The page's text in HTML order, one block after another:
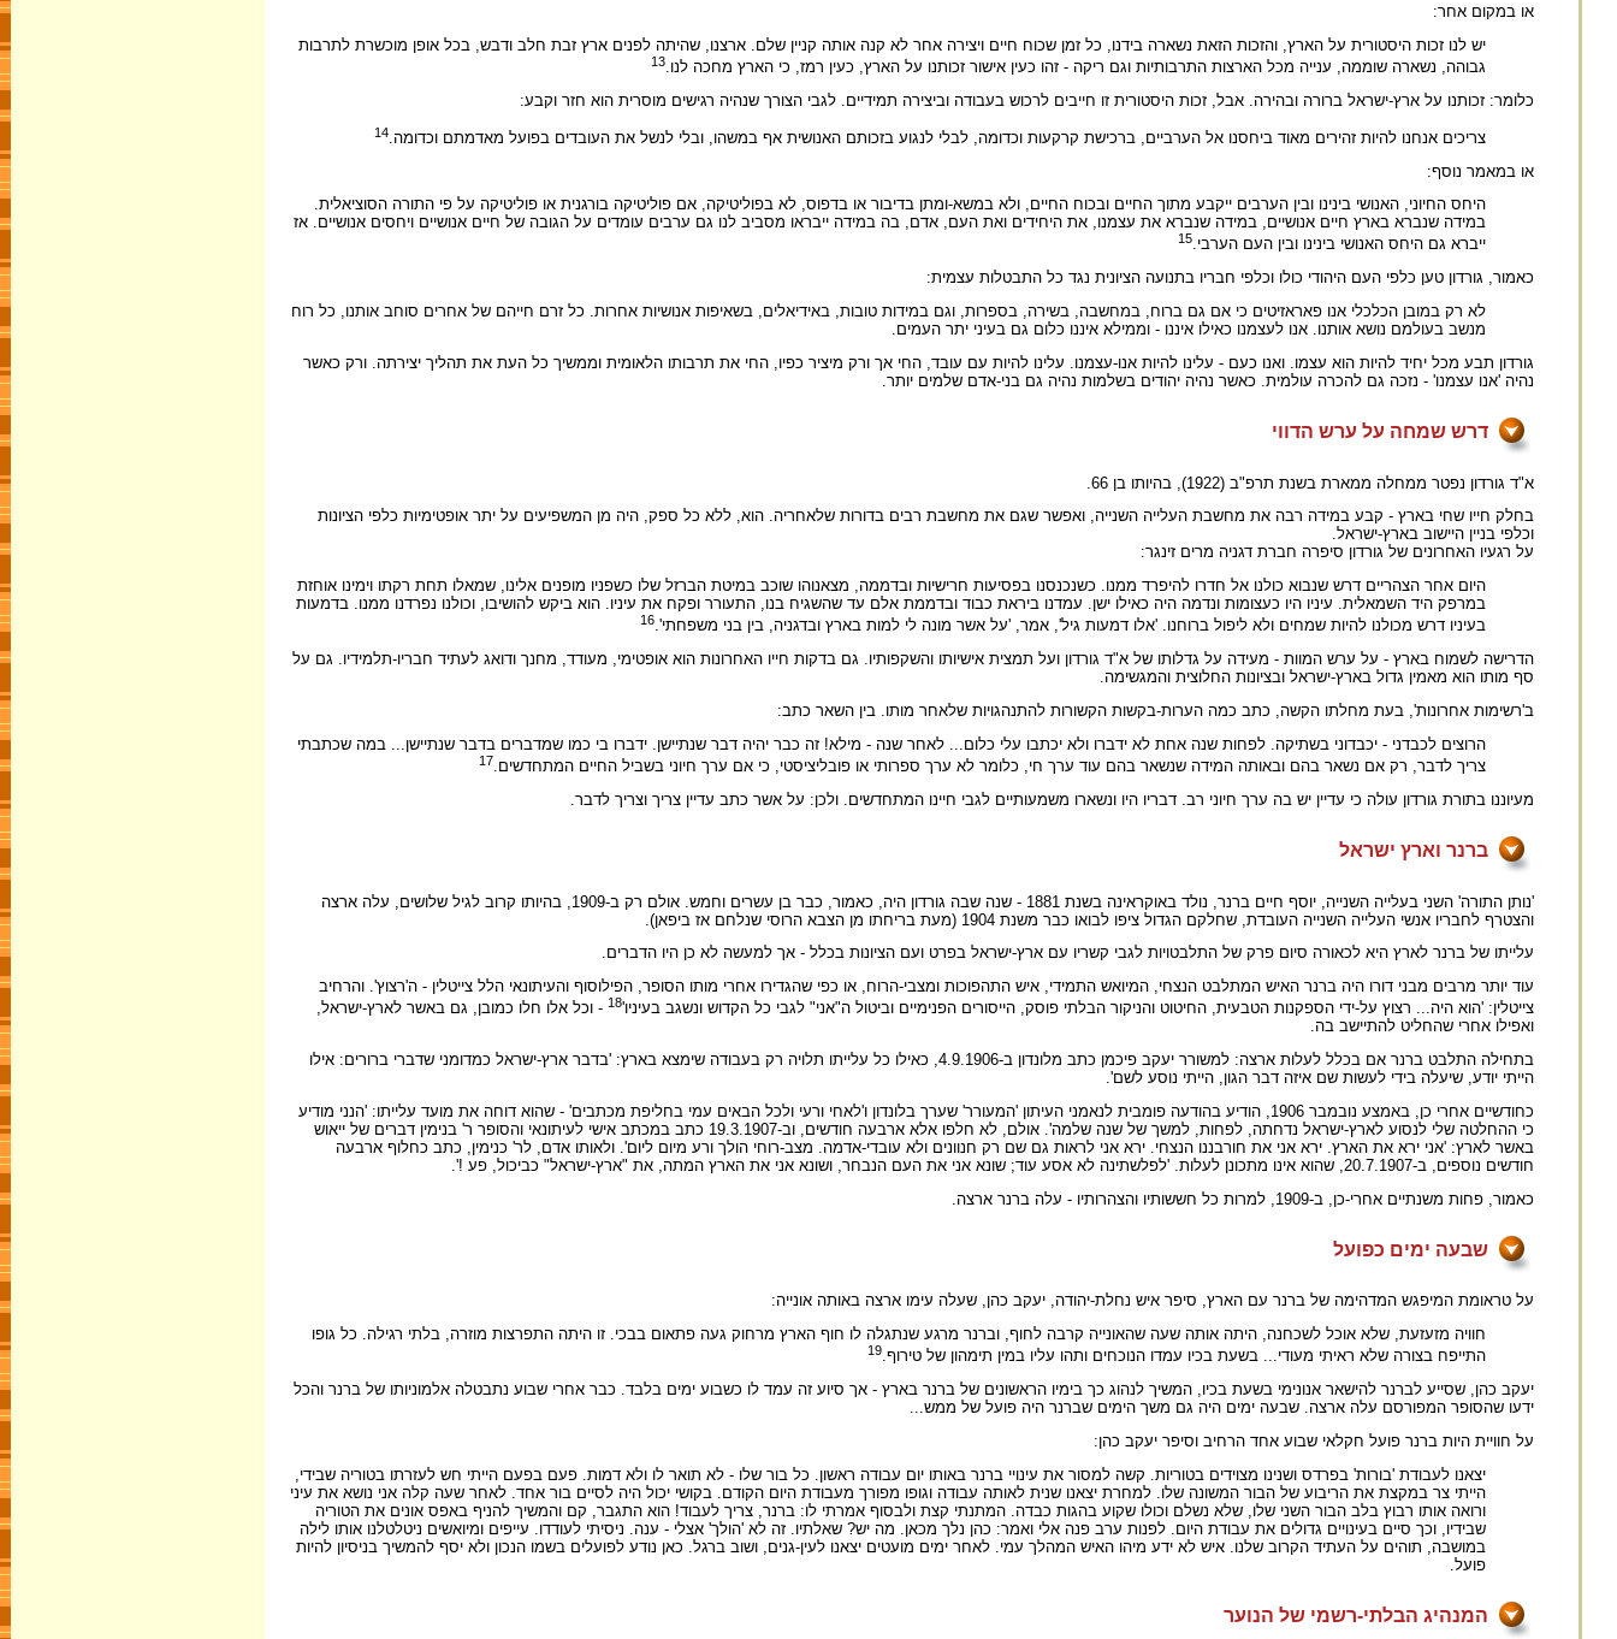
או במקום אחר:
יש לנו זכות היסטורית על הארץ, והזכות הזאת נשארה בידנו, כל זמן שכוח חיים ויצירה אחר לא קנה אותה קניין שלם. ארצנו, שהיתה לפנים ארץ זבת חלב ודבש, בכל אופן מוכשרת לתרבות
גבוהה, נשארה שוממה, ענייה מכל הארצות התרבותיות וגם ריקה - זהו כעין אישור זכותנו על הארץ, כעין רמז, כי הארץ מחכה לנו. 13
כלומר: זכותנו על ארץ-ישראל ברורה ובהירה. אבל, זכות היסטורית זו חייבים לרכוש בעבודה וביצירה תמידיים. לגבי הצורך שנהיה רגישים מוסרית הוא חזר וקבע:
צריכים אנחנו להיות זהירים מאוד ביחסנו אל הערביים, ברכישת קרקעות וכדומה, לבלי לנגוע בזכותם האנושית אף במשהו, ובלי לנשל את העובדים בפועל מאדמתם וכדומה. 14
או במאמר נוסף:
היחס החיוני, האנושי בינינו ובין הערבים ייקבע מתוך החיים ובכוח החיים, ולא במשא-ומתן בדיבור או בדפוס, לא בפוליטיקה, אם פוליטיקה בורגנית או פוליטיקה על פי התורה הסוציאלית.
במידה שנברא בארץ חיים אנושיים, במידה שנברא את עצמנו, את היחידים ואת העם, אדם, בה במידה ייבראו מסביב לנו גם ערבים עומדים על הגובה של חיים אנושיים ויחסים אנושיים. אז
ייברא גם היחס האנושי בינינו ובין העם הערבי.15
כאמור, גורדון טען כלפי העם היהודי כולו וכלפי חבריו בתנועה הציונית נגד כל התבטלות עצמית:
לא רק במובן הכלכלי אנו פאראזיטים כי אם גם ברוח, במחשבה, בשירה, בספרות, וגם במידות טובות, באידיאלים, בשאיפות אנושיות אחרות. כל זרם חייהם של אחרים סוחב אותנו, כל רוח
מנשב בעולמם נושא אותנו. אנו לעצמנו כאילו איננו - וממילא איננו כלום גם בעיני יתר העמים.
גורדון תבע מכל יחיד להיות הוא עצמו. ואנו כעם - עלינו להיות אנו-עצמנו. עלינו להיות עם עובד, החי אך ורק מיציר כפיו, החי את תרבותו הלאומית וממשיך כל העת את תהליך יצירתה. ורק כאשר
נהיה 'אנו עצמנו' - נזכה גם להכרה עולמית. כאשר נהיה יהודים בשלמות נהיה גם בני-אדם שלמים יותר.
דרש שמחה על ערש הדווי
א"ד גורדון נפטר ממחלה ממארת בשנת תרפ"ב (1922), בהיותו בן 66.
בחלק חייו שחי בארץ - קבע במידה רבה את מחשבת העלייה השנייה, ואפשר שגם את מחשבת רבים בדורות שלאחריה. הוא, ללא כל ספק, היה מן המשפיעים על יתר אופטימיות כלפי הציונות
וכלפי בניין היישוב בארץ-ישראל.
על רגעיו האחרונים של גורדון סיפרה חברת דגניה מרים זינגר:
היום אחר הצהריים דרש שנבוא כולנו אל חדרו להיפרד ממנו. כשנכנסנו בפסיעות חרישיות ובדממה, מצאנוהו שוכב במיטת הברזל שלו כשפניו מופנים אלינו, שמאלו תחת רקתו וימינו אוחזת
במרפק היד השמאלית. עיניו היו כעצומות ונדמה היה כאילו ישן. עמדנו ביראת כבוד ובדממת אלם עד שהשגיח בנו, התעורר ופקח את עיניו. הוא ביקש להושיבו, וכולנו נפרדנו ממנו. בדמעות
בעיניו דרש מכולנו להיות שמחים ולא ליפול ברוחנו. 'אלו דמעות גיל', אמר, 'על אשר מונה לי למות בארץ ובדגניה, בין בני משפחתי'.16
הדרישה לשמוח בארץ - על ערש המוות - מעידה על גדלותו של א"ד גורדון ועל תמצית אישיותו והשקפותיו. גם בדקות חייו האחרונות הוא אופטימי, מעודד, מחנך ודואג לעתיד חבריו-תלמידיו. גם על
סף מותו הוא מאמין גדול בארץ-ישראל ובציונות החלוצית והמגשימה.
ב'רשימות אחרונות', בעת מחלתו הקשה, כתב כמה הערות-בקשות הקשורות להתנהגויות שלאחר מותו. בין השאר כתב:
הרוצים לכבדני - יכבדוני בשתיקה. לפחות שנה אחת לא ידברו ולא יכתבו עלי כלום... לאחר שנה - מילא! זה כבר יהיה דבר שנתיישן. ידברו בי כמו שמדברים בדבר שנתיישן... במה שכתבתי
צריך לדבר, רק אם נשאר בהם ובאותה המידה שנשאר בהם עוד ערך חי, כלומר לא ערך ספרותי או פובליציסטי, כי אם ערך חיוני בשביל החיים המתחדשים.17
מעיוננו בתורת גורדון עולה כי עדיין יש בה ערך חיוני רב. דבריו היו ונשארו משמעותיים לגבי חיינו המתחדשים. ולכן: על אשר כתב עדיין צריך וצריך לדבר.
ברנר וארץ ישראל
'נותן התורה' השני בעלייה השנייה, יוסף חיים ברנר, נולד באוקראינה בשנת 1881 - שנה שבה גורדון היה, כאמור, כבר בן עשרים וחמש. אולם רק ב-1909, בהיותו קרוב לגיל שלושים, עלה ארצה
והצטרף לחבריו אנשי העלייה השנייה העובדת, שחלקם הגדול ציפו לבואו כבר משנת 1904 (מעת בריחתו מן הצבא הרוסי שנלחם אז ביפאן).
עלייתו של ברנר לארץ היא לכאורה סיום פרק של התלבטויות לגבי קשריו עם ארץ-ישראל בפרט ועם הציונות בכלל - אך למעשה לא כן היו הדברים.
עוד יותר מרבים מבני דורו היה ברנר האיש המתלבט הנצחי, המיואש התמידי, איש התהפוכות ומצבי-הרוח, או כפי שהגדירו אחרי מותו הסופר, הפילוסוף והעיתונאי הלל צייטלין - ה'רצוץ'. והרחיב
צייטלין: 'הוא היה... רצוץ על-ידי הספקנות הטבעית, החיטוט והניקור הבלתי פוסק, הייסורים הפנימיים וביטול ה"אני" לגבי כל הקדוש ונשגב בעיניו'18 - וכל אלו חלו כמובן, גם באשר לארץ-ישראל,
ואפילו אחרי שהחליט להתיישב בה.
בתחילה התלבט ברנר אם בכלל לעלות ארצה: למשורר יעקב פיכמן כתב מלונדון ב-4.9.1906, כאילו כל עלייתו תלויה רק בעבודה שימצא בארץ: 'בדבר ארץ-ישראל כמדומני שדברי ברורים: אילו
הייתי יודע, שיעלה בידי לעשות שם איזה דבר הגון, הייתי נוסע לשם'.
כחודשיים אחרי כן, באמצע נובמבר 1906, הודיע בהודעה פומבית לנאמני העיתון 'המעורר' שערך בלונדון ו'לאחי ורעי ולכל הבאים עמי בחליפת מכתבים' - שהוא דוחה את מועד עלייתו: 'הנני מודיע
כי ההחלטה שלי לנסוע לארץ-ישראל נדחתה, לפחות, למשך של שנה שלמה'. אולם, לא חלפו אלא ארבעה חודשים, וב-19.3.1907 כתב במכתב אישי לעיתונאי והסופר ר' בנימין דברים של ייאוש
באשר לארץ: 'אני ירא את הארץ. ירא אני את חורבננו הנצחי. ירא אני לראות גם שם רק חנוונים ולא עובדי-אדמה. מצב-רוחי הולך ורע מיום ליום'. ולאותו אדם, לר' כנימין, כתב כחלוף ארבעה
חודשים נוספים, ב-20.7.1907, שהוא אינו מתכונן לעלות. 'לפלשתינה לא אסע עוד; שונא אני את העם הנבחר, ושונא אני את הארץ המתה, את "ארץ-ישראל" כביכול, פע !'.
כאמור, פחות משנתיים אחרי-כן, ב-1909, למרות כל חששותיו והצהרותיו - עלה ברנר ארצה.
שבעה ימים כפועל
על טראומת המיפגש המדהימה של ברנר עם הארץ, סיפר איש נחלת-יהודה, יעקב כהן, שעלה עימו ארצה באותה אונייה:
חוויה מזעזעת, שלא אוכל לשכחנה, היתה אותה שעה שהאונייה קרבה לחוף, וברנר מרגע שנתגלה לו חוף הארץ מרחוק געה פתאום בבכי. זו היתה התפרצות מוזרה, בלתי רגילה. כל גופו
התייפח בצורה שלא ראיתי מעודי... בשעת בכיו עמדו הנוכחים ותהו עליו במין תימהון של טירוף.19
יעקב כהן, שסייע לברנר להישאר אנונימי בשעת בכיו, המשיך לנהוג כך בימיו הראשונים של ברנר בארץ - אך סיוע זה עמד לו כשבוע ימים בלבד. כבר אחרי שבוע נתבטלה אלמוניותו של ברנר והכל
ידעו שהסופר המפורסם עלה ארצה. שבעה ימים היה גם משך הימים שברנר היה פועל של ממש...
על חוויית היות ברנר פועל חקלאי שבוע אחד הרחיב וסיפר יעקב כהן:
יצאנו לעבודת 'בורות' בפרדס ושנינו מצוידים בטוריות. קשה למסור את עינויי ברנר באותו יום עבודה ראשון. כל בור שלו - לא תואר לו ולא דמות. פעם בפעם הייתי חש לעזרתו בטוריה שבידי,
הייתי צר במקצת את הריבוע של הבור המשונה שלו. למחרת יצאנו שנית לאותה עבודה וגופו מפורך מעבודת היום הקודם. בקושי יכול היה לסיים בור אחד. לאחר שעה קלה אני נושא את עיני
ורואה אותו רבוץ בלב הבור השני שלו, שלא נשלם וכולו שקוע בהגות כבדה. המתנתי קצת ולבסוף אמרתי לו: ברנר, צריך לעבוד! הוא התגבר, קם והמשיך להניף באפס אונים את הטוריה
שבידיו, וכך סיים בעינויים גדולים את עבודת היום. לפנות ערב פנה אלי ואמר: כהן נלך מכאן. מה יש? שאלתיו. זה לא 'הולך' אצלי - ענה. ניסיתי לעודדו. עייפים ומיואשים ניטלטלנו אותו לילה
במושבה, תוהים על העתיד הקרוב שלנו. איש לא ידע מיהו האיש המהלך עמי. לאחר ימים מועטים יצאנו לעין-גנים, ושוב ברגל. כאן נודע לפועלים בשמו הנכון ולא יסף להמשיך בניסיון להיות
פועל.
המנהיג הבלתי-רשמי של הנוער